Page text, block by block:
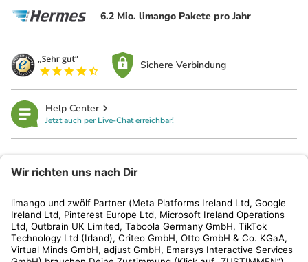
6.2 Mio. limango Pakete pro Jahr
Sichere Verbindung
Help Center
Jetzt auch per Live-Chat erreichbar!
Kundenservice
Shop